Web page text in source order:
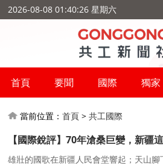
2026-08-08 01:40:26 星期六
首頁 要聞 國際 獨家
當前位置：首頁 >共工國際
【國際銳評】70年滄桑巨變，新疆
雄壯的國歌在新疆人民會堂響起；天山